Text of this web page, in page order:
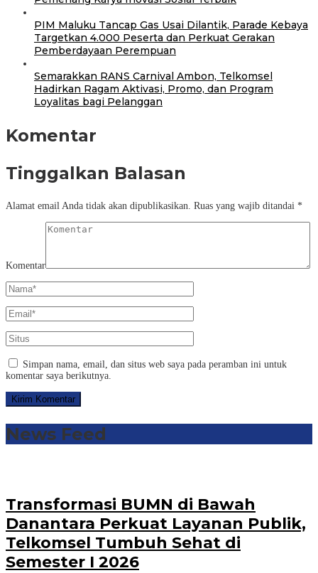
PIM Maluku Tancap Gas Usai Dilantik, Parade Kebaya
Targetkan 4.000 Peserta dan Perkuat Gerakan
Pemberdayaan Perempuan
Semarakkan RANS Carnival Ambon, Telkomsel
Hadirkan Ragam Aktivasi, Promo, dan Program
Loyalitas bagi Pelanggan
Komentar
Tinggalkan Balasan
Alamat email Anda tidak akan dipublikasikan. Ruas yang wajib ditandai *
Komentar
Simpan nama, email, dan situs web saya pada peramban ini untuk
komentar saya berikutnya.
News Feed
Transformasi BUMN di Bawah
Danantara Perkuat Layanan Publik,
Telkomsel Tumbuh Sehat di
Semester I 2026